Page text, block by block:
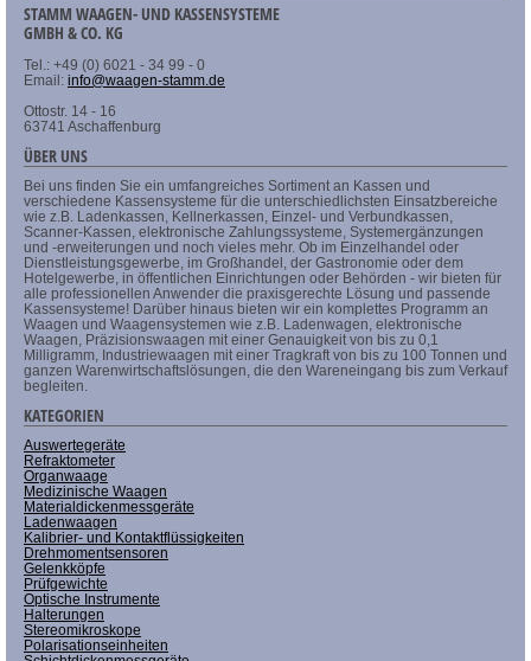
STAMM WAAGEN- UND KASSENSYSTEME
GMBH & CO. KG
Tel.: +49 (0) 6021 - 34 99 - 0
Email: info@waagen-stamm.de
Ottostr. 14 - 16
63741 Aschaffenburg
ÜBER UNS
Bei uns finden Sie ein umfangreiches Sortiment an Kassen und
verschiedene Kassensysteme für die unterschiedlichsten Einsatzbereiche
wie z.B. Ladenkassen, Kellnerkassen, Einzel- und Verbundkassen,
Scanner-Kassen, elektronische Zahlungssysteme, Systemergänzungen
und -erweiterungen und noch vieles mehr. Ob im Einzelhandel oder
Dienstleistungsgewerbe, im Großhandel, der Gastronomie oder dem
Hotelgewerbe, in öffentlichen Einrichtungen oder Behörden - wir bieten für
alle professionellen Anwender die praxisgerechte Lösung und passende
Kassensysteme! Darüber hinaus bieten wir ein komplettes Programm an
Waagen und Waagensystemen wie z.B. Ladenwagen, elektronische
Waagen, Präzisionswaagen mit einer Genauigkeit von bis zu 0,1
Milligramm, Industriewaagen mit einer Tragkraft von bis zu 100 Tonnen und
ganzen Warenwirtschaftslösungen, die den Wareneingang bis zum Verkauf
begleiten.
KATEGORIEN
Auswertegeräte
Refraktometer
Organwaage
Medizinische Waagen
Materialdickenmessgeräte
Ladenwaagen
Kalibrier- und Kontaktflüssigkeiten
Drehmomentsensoren
Gelenkköpfe
Prüfgewichte
Optische Instrumente
Halterungen
Stereomikroskope
Polarisationseinheiten